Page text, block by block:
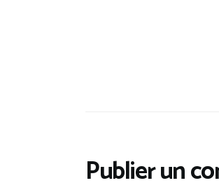
Publier un